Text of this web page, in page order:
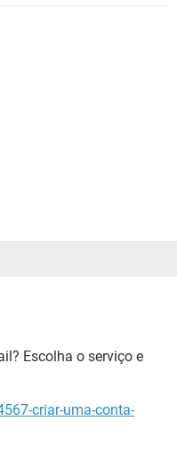
Escolha o serviço e
criar-uma-conta-